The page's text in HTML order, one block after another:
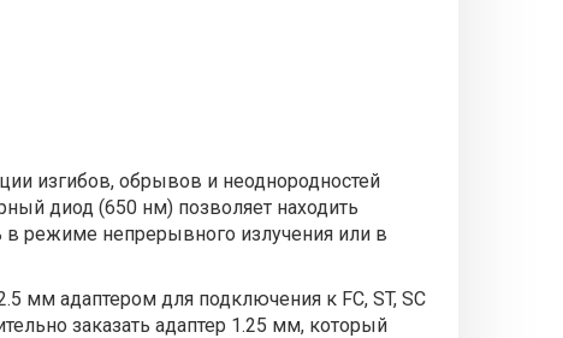
изгибов, обрывов и неоднородностей
диод (650 нм) позволяет находить
режиме непрерывного излучения или в
мм адаптером для подключения к FC, ST, SC
заказать адаптер 1.25 мм, который